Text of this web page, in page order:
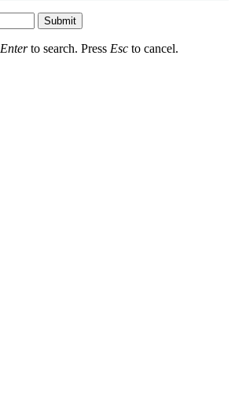
Submit
Enterto search. Press Esc to cancel.